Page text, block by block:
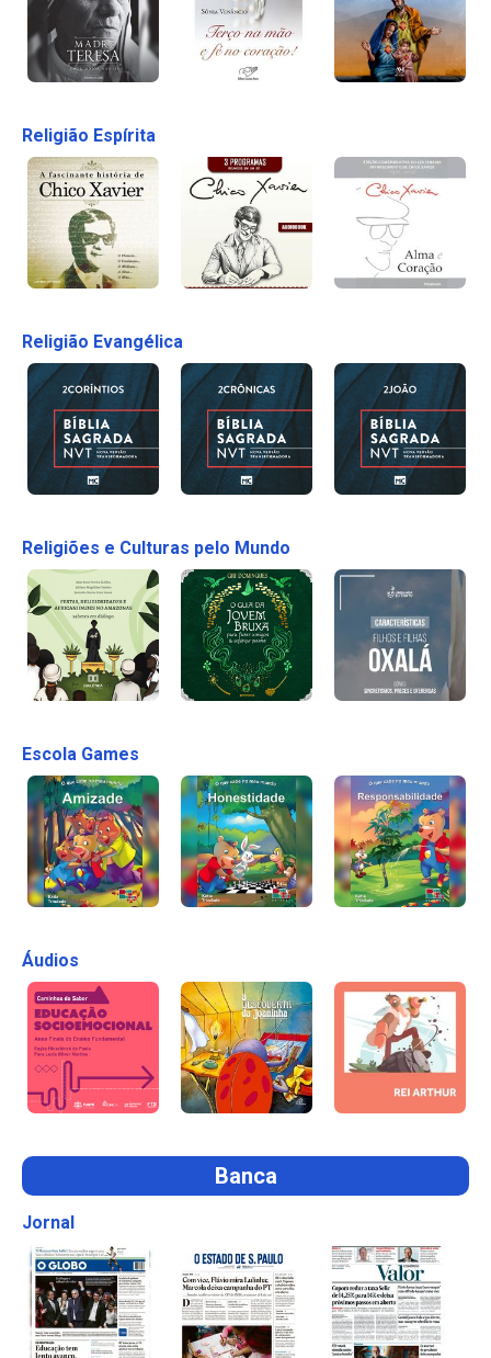
Religião Espírita
Religião Evangélica
Religiões e Culturas pelo Mundo
Escola Games
Áudios
Banca
Jornal